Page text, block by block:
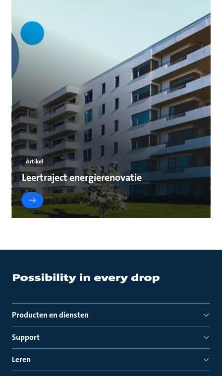
Artikel
Leertraject energierenovatie
Producten en diensten
Support
Leren